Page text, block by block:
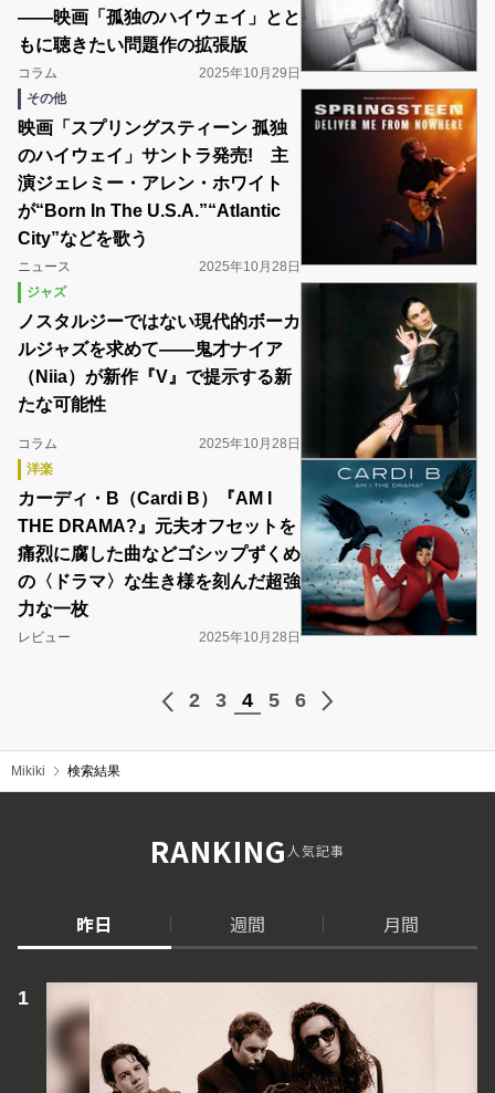
――映画「孤独のハイウェイ」とと
もに聴きたい問題作の拡張版
コラム
2025年10月29日
その他
映画「スプリングスティーン 孤独
のハイウェイ」サントラ発売! 主
演ジェレミー・アレン・ホワイト
が“Born In The U.S.A.”“Atlantic
City”などを歌う
ニュース
2025年10月28日
ジャズ
ノスタルジーではない現代的ボーカ
ルジャズを求めて――鬼才ナイア
（Niia）が新作『V』で提示する新
たな可能性
コラム
2025年10月28日
洋楽
カーディ・B（Cardi B）『AM I
THE DRAMA?』元夫オフセットを
痛烈に腐した曲などゴシップずくめ
の〈ドラマ〉な生き様を刻んだ超強
力な一枚
レビュー 2025年10月28日
2 3 4 5 6
Mikiki 検索結果
RANKING人気記事
昨日 週間 月間